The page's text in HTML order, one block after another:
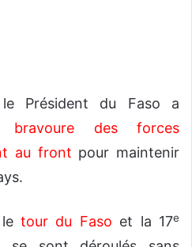
Président du Faso a
bravoure des forces
au front pour maintenir
tour du Faso et la 17e